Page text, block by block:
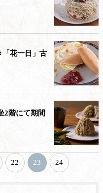
「花一日」古
2階にて期間
22 23 24